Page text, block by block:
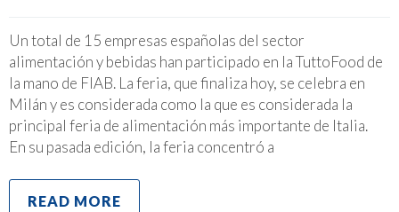
Un total de 15 empresas españolas del sector
alimentación y bebidas han participado en la TuttoFood de
la mano de FIAB. La feria, que finaliza hoy, se celebra en
Milán y es considerada como la que es considerada la
principal feria de alimentación más importante de Italia.
En su pasada edición, la feria concentró a
READ MORE